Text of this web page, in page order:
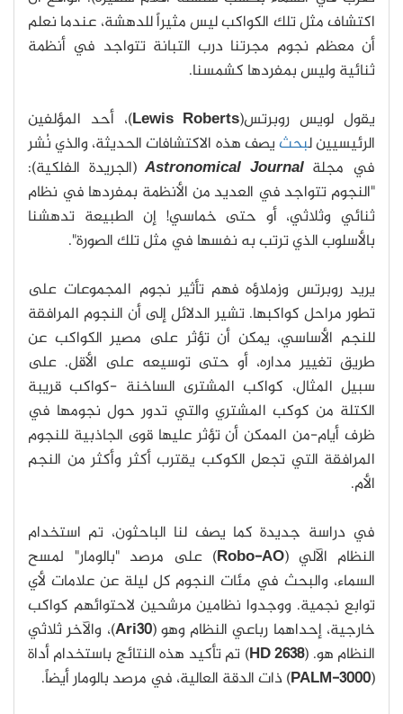
اكتشاف مثل تلك الكواكب ليس مثيراً للدهشة، عندما نعلم
أن معظم نجوم مجرتنا درب التبانة تتواجد في أنظمة
ثنائية وليس بمفردها كشمسنا.
يقول لويس روبرتس(Lewis Roberts)، أحد المؤلفين
الرئيسيين لبحثيصف هذه الاكتشافات الحديثة، والذي نُشر
في مجلةAstronomical Journal(الجريدة الفلكية):
"النجوم تتواجد في العديد من الأنظمة بمفردها في نظام
ثنائي وثلاثي، أو حتى خماسي! إن الطبيعة تدهشنا
بالأسلوب الذي ترتب به نفسها في مثل تلك الصورة".
يريد روبرتس وزملاؤه فهم تأثير نجوم المجموعات على
تطور مراحل كواكبها. تشير الدلائل إلى أن النجوم المرافقة
للنجم الأساسي، يمكن أن تؤثر على مصير الكواكب عن
طريق تغيير مداره، أو حتى توسيعه على الأقل. على
سبيل المثال، كواكب المشترى الساخنة -كواكب قريبة
الكتلة من كوكب المشتري والتي تدور حول نجومها في
ظرف أيام-من الممكن أن تؤثر عليها قوى الجاذبية للنجوم
المرافقة التي تجعل الكوكب يقترب أكثر وأكثر من النجم
الأم.
في دراسة جديدة كما يصف لنا الباحثون، تم استخدام
النظام الآلي (Robo-AO) على مرصد "بالومار" لمسح
السماء، والبحث في مئات النجوم كل ليلة عن علامات لأي
توابع نجمية. ووجدوا نظامين مرشحين لاحتوائهم كواكب
خارجية، إحداهما رباعي النظام وهو (Ari30)، والآخر ثلاثي
النظام هو. (HD 2638) تم تأكيد هذه النتائج باستخدام أداة
(
PALM-3000) ذات الدقة العالية، في مرصد بالومار أيضاً.